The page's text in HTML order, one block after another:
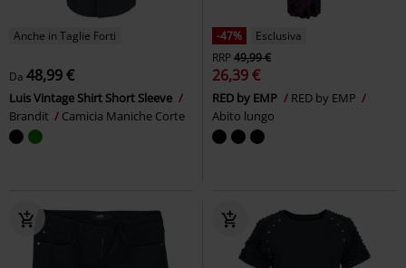
Anche in Taglie Forti
Da 48,99 €
Luis Vintage Shirt Short Sleeve
Brandit
Camicia Maniche Corte
-47%
Esclusiva
RRP49,99 €
26,39 €
RED by EMP
RED by EMP
Abito lungo